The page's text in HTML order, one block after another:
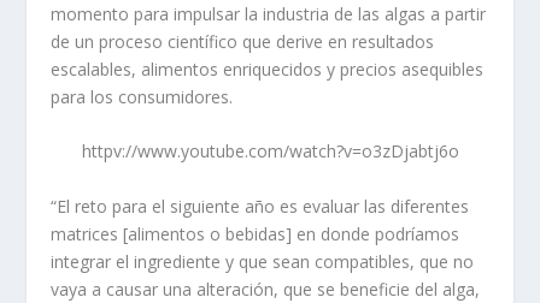
momento para impulsar la industria de las algas a partir
de un proceso científico que derive en resultados
escalables, alimentos enriquecidos y precios asequibles
para los consumidores.
httpv://www.youtube.com/watch?v=o3zDjabtj6o
“El reto para el siguiente año es evaluar las diferentes
matrices [alimentos o bebidas] en donde podríamos
integrar el ingrediente y que sean compatibles, que no
vaya a causar una alteración, que se beneficie del alga,